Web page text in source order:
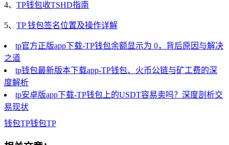
4、 TP钱包收TSHD指南
5、 TP 钱包签名位置及操作详解
tp官方正版app下载-TP钱包余额显示为 0，背后原因与解决
之道
tp钱包最新版本下载app-TP钱包、火币公链与矿工费的深
度解析
tp安卓版app下载-TP钱包上的USDT容易卖吗？深度剖析交
易现状
钱包TP钱包TP